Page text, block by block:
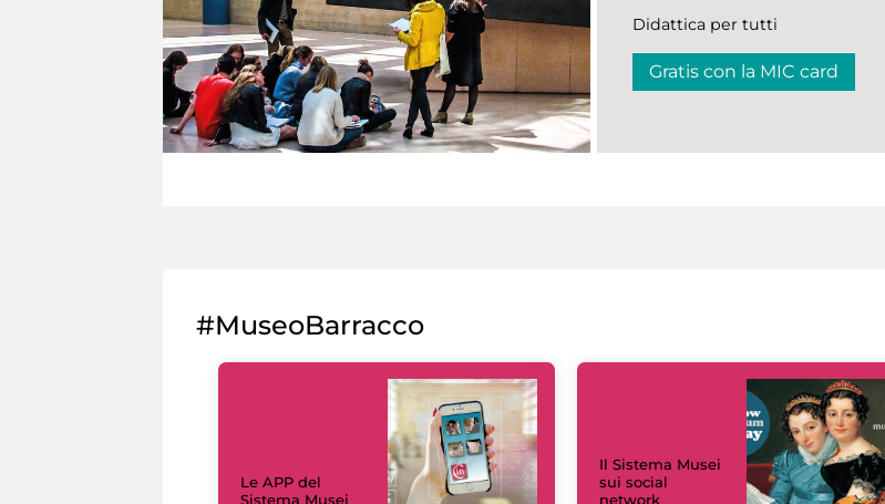
Didattica per tutti
Gratis con la MIC card
#MuseoBarracco
Le APP del
Sistema Musei
Il Sistema Musei
sui social
network